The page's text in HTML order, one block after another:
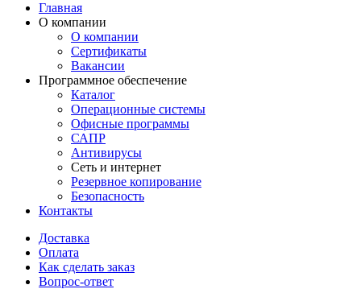
Главная
О компании
О компании
Сертификаты
Вакансии
Программное обеспечение
Каталог
Операционные системы
Офисные программы
САПР
Антивирусы
Сеть и интернет
Резервное копирование
Безопасность
Контакты
Доставка
Оплата
Как сделать заказ
Вопрос-ответ